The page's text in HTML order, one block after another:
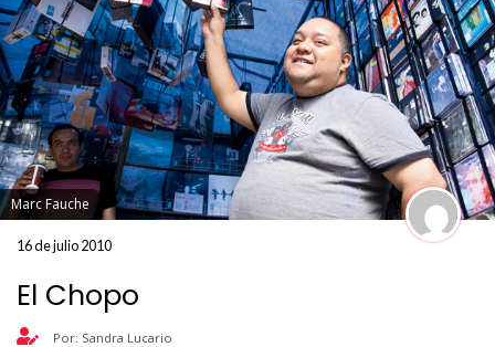
Marc Fauche
16 de julio 2010
El Chopo
Por: Sandra Lucario